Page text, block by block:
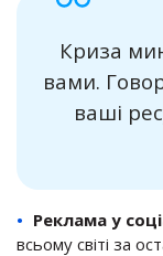
Криза
вами.
ваші
Реклама у
всьому світі за